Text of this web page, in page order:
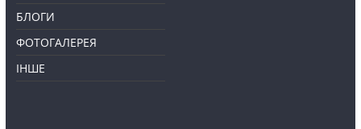
БЛОГИ
ФОТОГАЛЕРЕЯ
ІНШЕ